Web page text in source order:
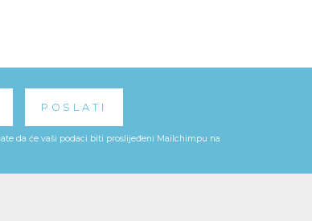
da će vaši podaci biti proslijeđeni Mailchimpu na